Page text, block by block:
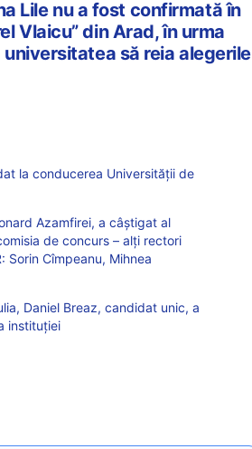
Lile nu a fost confirmată în
Vlaicu” din Arad, în urma
să reia alegerile
la conducerea Universității de
Azamfirei, a câștigat al
de concurs – alți rectori
Sorin Cîmpeanu, Mihnea
Daniel Breaz, candidat unic, a
instituției